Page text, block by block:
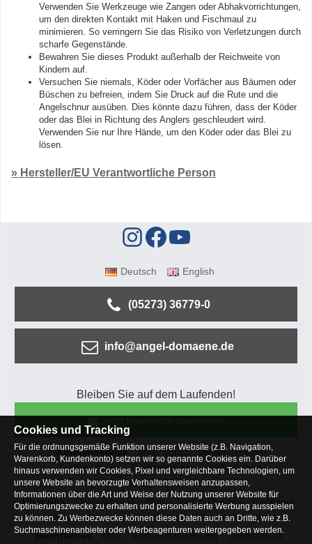
Verwenden Sie Werkzeuge wie Zangen oder Abhakvorrichtungen,
um den direkten Kontakt mit Haken und Fischmaul zu
minimieren. So verringern Sie das Risiko von Verletzungen durch
scharfe Gegenstände.
Bewahren Sie dieses Produkt außerhalb der Reichweite von
Kindern auf.
Versuchen Sie niemals, Köder oder Vorfächer aus Bäumen oder
Büschen zu befreien, indem Sie Druck auf die Rute und die
Angelschnur ausüben. Dies könnte dazu führen, dass der Köder
oder das Blei in Richtung des Anglers geschleudert wird.
Verwenden Sie nur Ihre Hände, um den Köder oder das Blei zu
lösen.
» Hersteller/EU Verantwortliche Person
Deutsch English
(05273) 36779-0
info@angel-domaene.de
Bleiben Sie auf dem Laufenden!
Kundenservice Mein Konto
Versandkosten
Zahlungsarten
Rücksendung
Kaufberatung
Häufige Fragen
Über uns
Unternehmen Blog Jobs & Praktika
Facebook
Osterfeldsee
Archiv Sitemap
Kontaktformular
Rechtliches
AGB Widerrufsbelehrung Datenschutz
Cookies und Tracking
Für die ordnungsgemäße Funktion unserer Website (z.B. Navigation,
Warenkorb, Kundenkonto) setzen wir so genannte Cookies ein. Darüber
hinaus verwenden wir Cookies, Pixel und vergleichbare Technologien, um
unsere Website an bevorzugte Verhaltensweisen anzupassen,
Informationen über die Art und Weise der Nutzung unserer Website für
Optimierungszwecke zu erhalten und personalisierte Werbung ausspielen
zu können. Zu Werbezwecke können diese Daten auch an Dritte, wie z.B.
Suchmaschinenanbieter oder Werbeagenturen weitergegeben werden.